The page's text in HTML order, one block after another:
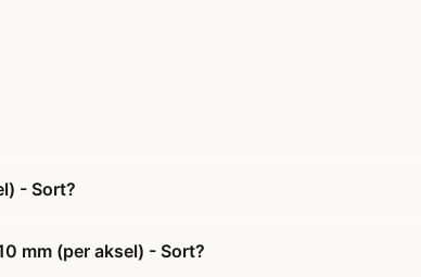
- Sort?
mm (per aksel) - Sort?